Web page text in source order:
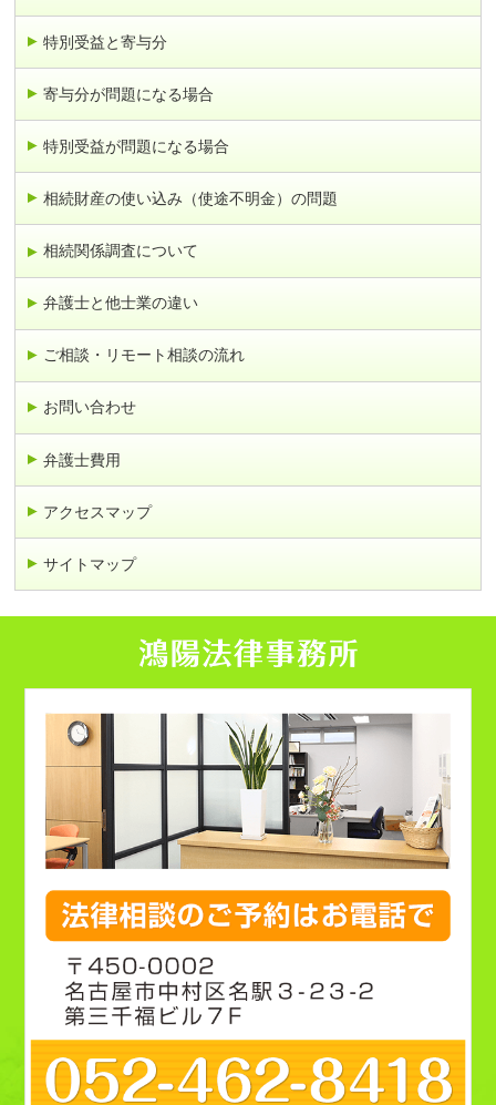
特別受益と寄与分
寄与分が問題になる場合
特別受益が問題になる場合
相続財産の使い込み（使途不明金）の問題
相続関係調査について
弁護士と他士業の違い
ご相談・リモート相談の流れ
お問い合わせ
弁護士費用
アクセスマップ
サイトマップ